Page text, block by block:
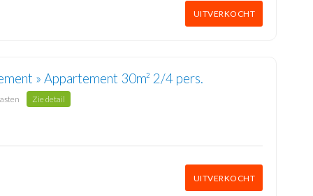
UITVERKOCHT
» Appartement 30m² 2/4 pers.
Zie detail
UITVERKOCHT